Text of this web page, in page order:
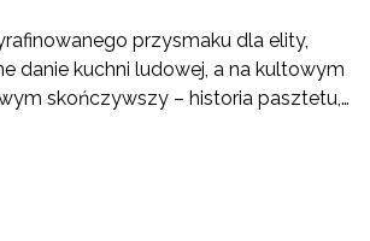
przysmaku dla elity,
danie kuchni ludowej, a na kultowym
skończywszy – historia pasztetu,…